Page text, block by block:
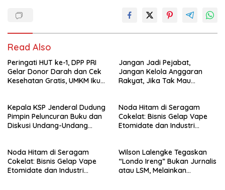
Read Also
Peringati HUT ke-1, DPP PRI
Gelar Donor Darah dan Cek
Kesehatan Gratis, UMKM Ikut
Jangan Jadi Pejabat,
Jangan Kelola Anggaran
Rakyat, Jika Tak Mau
Kepala KSP Jenderal Dudung
Pimpin Peluncuran Buku dan
Diskusi Undang-Undang
Noda Hitam di Seragam
Cokelat: Bisnis Gelap Vape
Etomidate dan Industri
Noda Hitam di Seragam
Cokelat: Bisnis Gelap Vape
Etomidate dan Industri
Wilson Lalengke Tegaskan
“Londo Ireng” Bukan Jurnalis
atau LSM, Melainkan